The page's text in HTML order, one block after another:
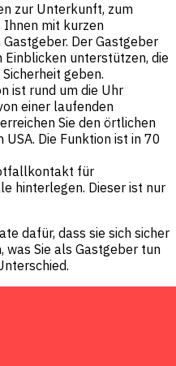
zur Unterkunft, zum
mit kurzen
Der Gastgeber
Einblicken unterstützen, die
geben.
ist rund um die Uhr
einer laufenden
Sie den örtlichen
Die Funktion ist in 70
für
hinterlegen. Dieser ist nur
dafür, dass sie sich sicher
was Sie als Gastgeber tun